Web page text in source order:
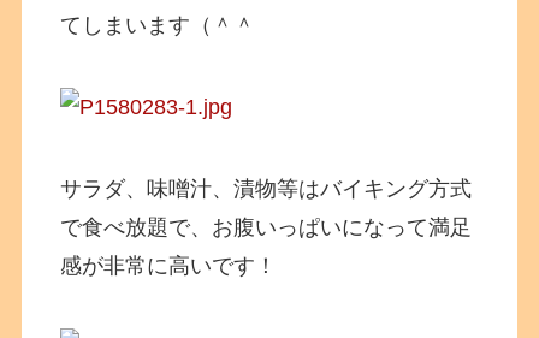
てしまいます（＾＾
サラダ、味噌汁、漬物等はバイキング方式
で食べ放題で、お腹いっぱいになって満足
感が非常に高いです！